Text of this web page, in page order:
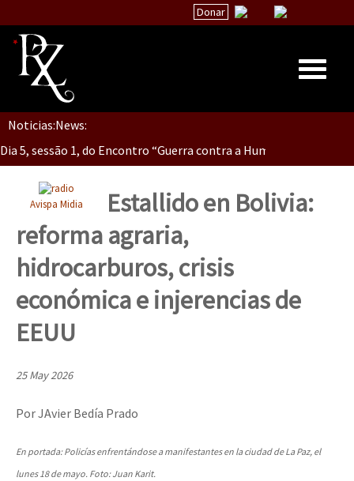
Donar
Inicio
Quiénes Somos
La palabra del EZLN
TEMAS
Chiapas
México
Latinoamérica
AutonomÍa y Resistencia
Noticias:News:
Dia 5, Sessão 2, Encontro “Guerra contra la Humanidad”
Dia 5, sessão 1, do Encontro “Guerra contra a Humanidade”(As
Dia 4 – Encontro “Guerra contra a Humanidade” (As populações
Dia 3 do Encontro “Guerra contra a Humanidade”
Dia 1: Encontro “Guerra contra a Humanidade”
Avispa Midia
Estallido en Bolivia:
reforma agraria,
hidrocarburos, crisis
económica e injerencias de
EEUU
25 May 2026
Por JAvier Bedía Prado
En portada: Policías enfrentándose a manifestantes en la ciudad de La Paz, el
lunes 18 de mayo. Foto: Juan Karit.